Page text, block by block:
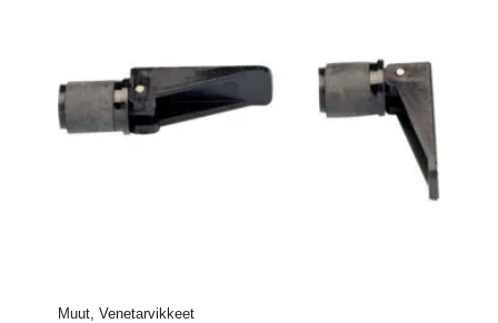
Muut, Venetarvikkeet